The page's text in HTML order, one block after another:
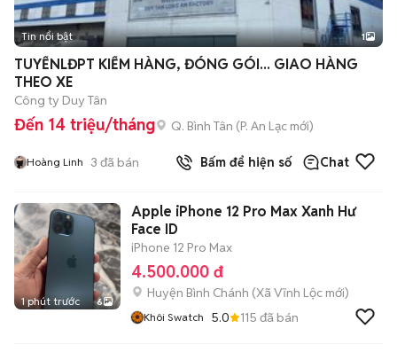
Tin nổi bật 1
TUYỂNLĐPT KIỂM HÀNG, ĐÓNG GÓI... GIAO HÀNG
THEO XE
Công ty Duy Tân
Đến 14 triệu/tháng Q. Bình Tân (P. An Lạc mới)
Hoàng Linh 3 đã bán Bấm để hiện số Chat
1 phút trước 6
Apple iPhone 12 Pro Max Xanh Hư
Face ID
iPhone 12 Pro Max
4.500.000 đ
Huyện Bình Chánh (Xã Vĩnh Lộc mới)
Khôi Swatch 5.0 115 đã bán